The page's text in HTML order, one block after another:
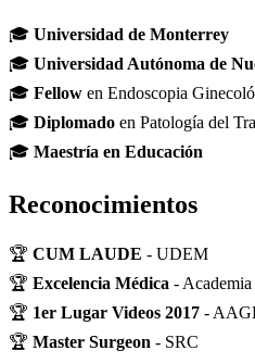
🎓 Universidad de Monterrey
🎓 Universidad Autónoma de
🎓 Fellow en Endoscopia
🎓 Diplomado en Patología del
🎓 Maestría en Educación
Reconocimientos
🏆 CUM LAUDE - UDEM
🏆 Excelencia Médica -
🏆 1er Lugar Videos 2017 -
🏆 Master Surgeon - SRC